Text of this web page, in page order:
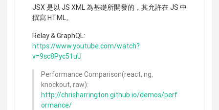
JSX 是以 JS XML 為基礎所開發的，其允許在 JS 中
撰寫 HTML。
Relay & GraphQL:
https://www.youtube.com/watch?
v=9sc8Pyc51uU
Performance Comparison(react, ng,
knockout, raw):
http://chrisharrington.github.io/demos/perf
ormance/